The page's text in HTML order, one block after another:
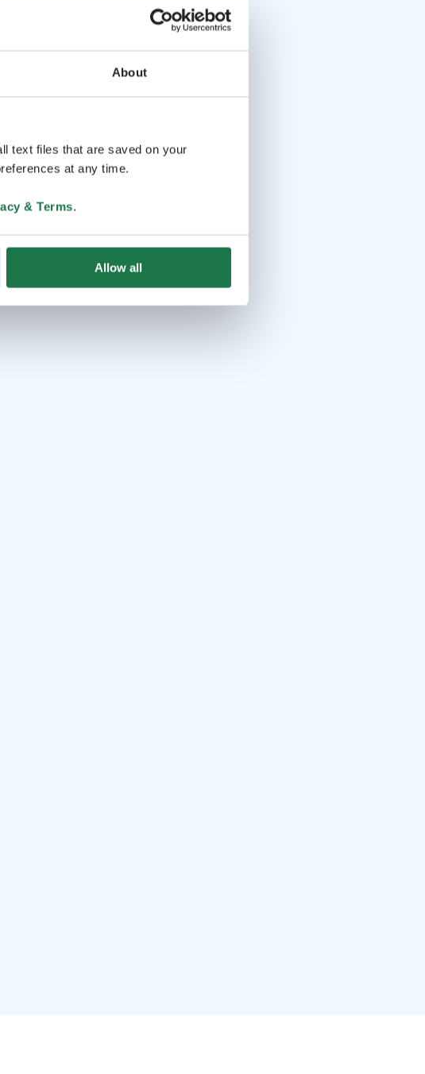
About
text files that are saved on your
at any time.
& Terms.
Allow all